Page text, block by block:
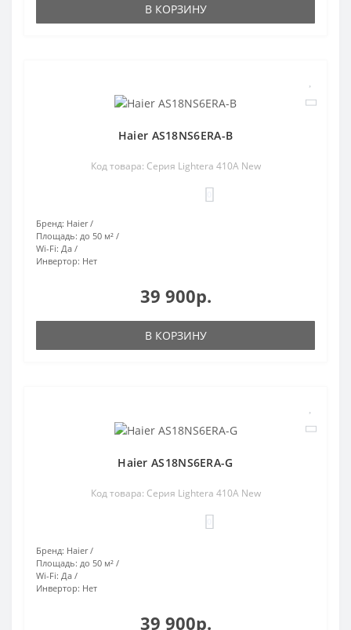
В КОРЗИНУ
Haier AS18NS6ERA-B
Код товара: Серия Lightera 410A New
Бренд: Haier
Площадь: до 50 м²
Wi-Fi: Да
Инвертор: Нет
39 900р.
В КОРЗИНУ
Haier AS18NS6ERA-G
Код товара: Серия Lightera 410A New
Бренд: Haier
Площадь: до 50 м²
Wi-Fi: Да
Инвертор: Нет
39 900р.